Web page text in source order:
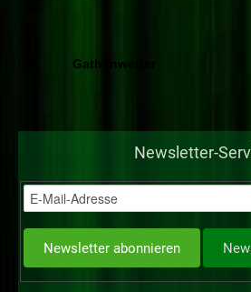
Newsletter-